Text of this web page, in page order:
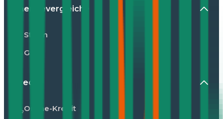
Energievergleiche
Strom
Gas
Kredit
Online-Kredit